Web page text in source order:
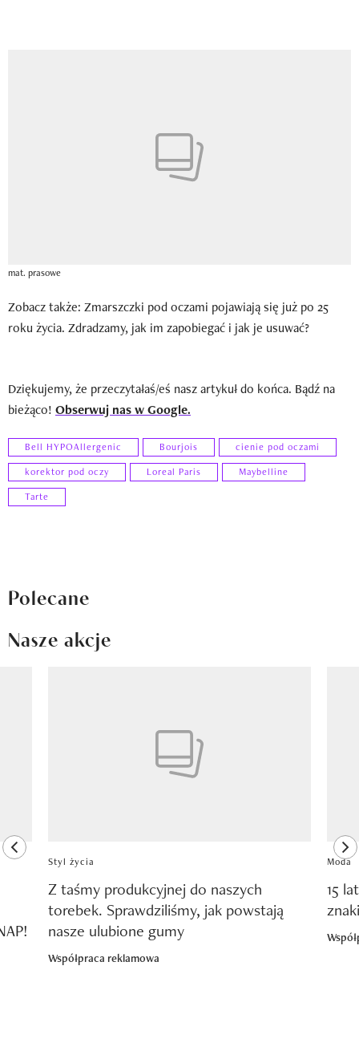
mat. prasowe
Zobacz także: Zmarszczki pod oczami pojawiają się już po 25
roku życia. Zdradzamy, jak im zapobiegać i jak je usuwać?
Dziękujemy, że przeczytałaś/eś nasz artykuł do końca. Bądź na
bieżąco! Obserwuj nas w Google.
Bell HYPOAllergenic Bourjois
cienie pod oczami
korektor pod oczy
Loreal Paris
Maybelline
Tarte
Polecane
Nasze akcje
previous element
Styl życia
Z taśmy produkcyjnej do naszych
torebek. Sprawdziliśmy, jak powstają
nasze ulubione gumy
Współpraca reklamowa
Moda
15